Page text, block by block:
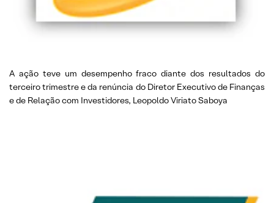
A ação teve um desempenho fraco diante dos resultados do
terceiro trimestre e da renúncia do Diretor Executivo de Finanças
e de Relação com Investidores, Leopoldo Viriato Saboya